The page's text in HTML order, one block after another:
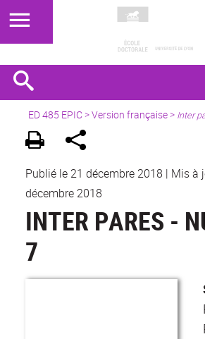
ED 485 EPIC>Version française> Inter
Publié le 21 décembre 2018 | Mis à
décembre 2018
INTER PARES -
7